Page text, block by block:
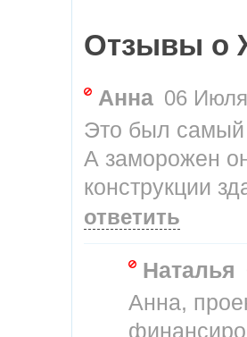
Отзывы о
Анна 06
Это был самый
А заморожен
конструкции
ответить
Наталья
Анна,